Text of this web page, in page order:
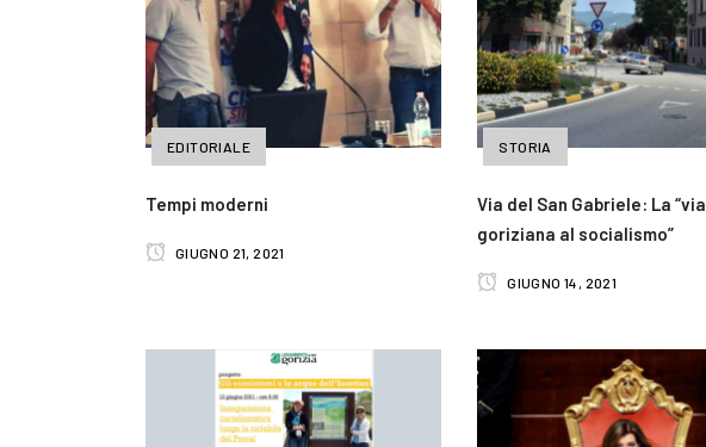
EDITORIALE
Tempi moderni
GIUGNO 21, 2021
STORIA
Via del San Gabriele: La “via
goriziana al socialismo”
GIUGNO 14, 2021